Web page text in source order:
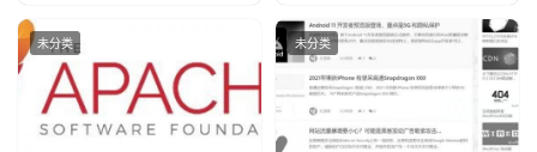
百度免费排名
百度免费排名是大家最关心的事情了，因为咱不是百度家的
亲戚，也不是土豪玩家，所以在其他两个方面，我们没有优
未分类 未分类